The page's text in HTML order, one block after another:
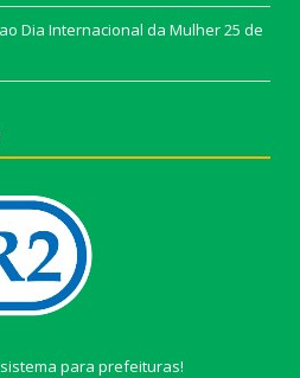
Dia Internacional da Mulher25 de
sistema para prefeituras!